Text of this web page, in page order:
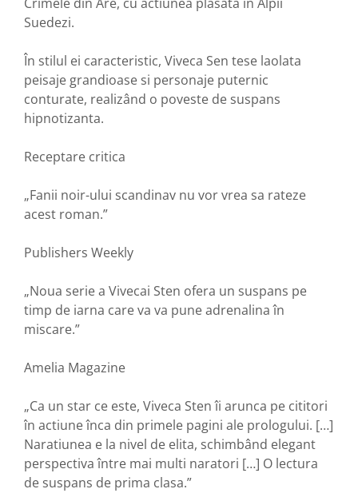
Suedezi.
În stilul ei caracteristic, Viveca Sen tese laolata
peisaje grandioase si personaje puternic
conturate, realizând o poveste de suspans
hipnotizanta.
Receptare critica
„Fanii noir-ului scandinav nu vor vrea sa rateze
acest roman.”
Publishers Weekly
„Noua serie a Vivecai Sten ofera un suspans pe
timp de iarna care va va pune adrenalina în
miscare.”
Amelia Magazine
„Ca un star ce este, Viveca Sten îi arunca pe cititori
în actiune înca din primele pagini ale prologului. […]
Naratiunea e la nivel de elita, schimbând elegant
perspectiva între mai multi naratori […] O lectura
de suspans de prima clasa.”